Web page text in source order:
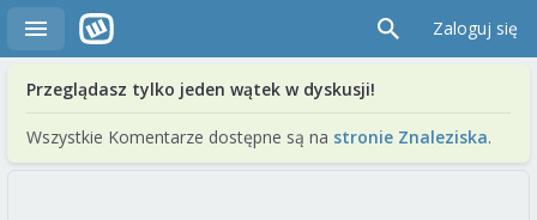
Zaloguj się
Przeglądasz tylko jeden wątek w dyskusji!
Wszystkie Komentarze dostępne są na stronie Znaleziska.